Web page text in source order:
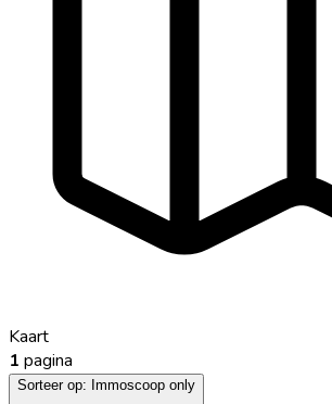
Kaart
1 pagina
Sorteer op: Immoscoop only